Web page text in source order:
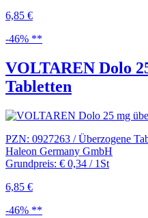
6,85 €
-46% **
VOLTAREN Dolo
Tabletten
PZN: 0927263 / Überzogene
Haleon Germany GmbH
Grundpreis: € 0,34 / 1St
6,85 €
-46% **